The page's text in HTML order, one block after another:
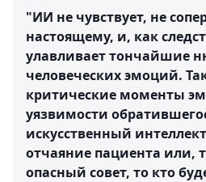
"ИИ не чувствует, не
настоящему, и, как
улавливает тончайшие
человеческих эмоций.
критические моменты
уязвимости
искусственный
отчаяние пациента или,
опасный совет, то кто